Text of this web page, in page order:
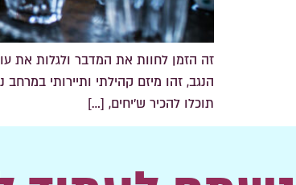
זה הזמן לחוות את המדבר ולגלות את
הנגב, זהו מיזם קהילתי ותיירותי
תוכלו להכיר ש'יחים, […]